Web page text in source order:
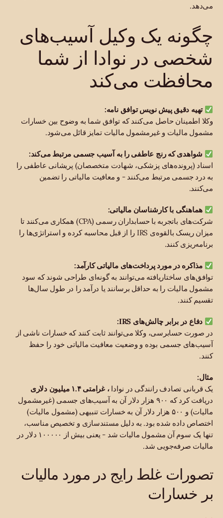
می‌دهد.
چگونه یک وکیل آسیب‌های
شخصی در نوادا از شما
محافظت می‌کند
تهیه دقیق پیش نویس توافق نامه:
وکلا اطمینان حاصل می‌کنند که توافق شما به وضوح بین خسارات
مشمول مالیات و غیرمشمول مالیات تمایز قائل می‌شود.
شواهدی که رنج عاطفی را به آسیب جسمی مرتبط می‌کند:
اسناد (پرونده‌های پزشکی، شهادت متخصصان) پریشانی عاطفی را
به درد جسمی مرتبط می‌کنند - و معافیت مالیاتی را تضمین
می‌کنند.
هماهنگی با کارشناسان مالیاتی:
شرکت‌های باتجربه با حسابداران رسمی (CPA) همکاری می‌کنند تا
میزان ریسک بالقوه‌ی IRS را از قبل محاسبه کرده و استراتژی‌ها را
برنامه‌ریزی کنند.
مذاکره در مورد پرداخت‌های مالیاتی کارآمد:
توافق‌های ساختاریافته می‌توانند به گونه‌ای طراحی شوند که سود
مشمول مالیات را به حداقل برسانند یا درآمد را در طول سال‌ها
تقسیم کنند.
دفاع در برابر چالش‌های IRS:
در صورت حسابرسی، وکلا می‌توانند ثابت کنند که خسارات ناشی از
آسیب‌های جسمی بوده و وضعیت معافیت مالیاتی خود را حفظ
کنند.
مثال:
یک قربانی تصادف رانندگی در نوادا، غرامتی ۱.۴ میلیون دلاری
دریافت کرد که ۹۰۰ هزار دلار آن به آسیب‌های جسمی (غیرمشمول
مالیات) و ۵۰۰ هزار دلار آن به خسارات تنبیهی (مشمول مالیات)
اختصاص داده شده بود. به دلیل مستندسازی و تخصیص مناسب،
تنها یک سوم آن مشمول مالیات شد - یعنی بیش از ۱۰۰۰۰۰ دلار در
مالیات صرفه‌جویی شد.
تصورات غلط رایج در مورد مالیات
بر خسارات